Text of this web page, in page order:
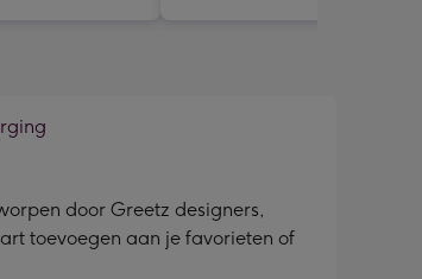
door Greetz designers,
toevoegen aan je favorieten of